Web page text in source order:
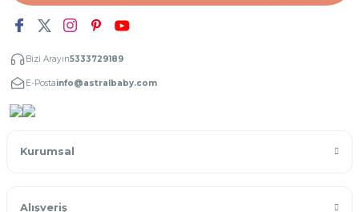
Bizi Arayın5333729189
E-Postainfo@astralbaby.com
Kurumsal
Alışveriş